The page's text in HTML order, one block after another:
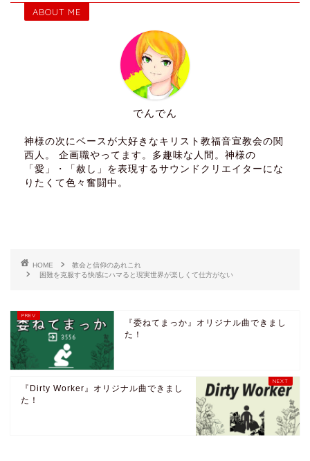
ABOUT ME
でんでん
神様の次にベースが大好きなキリスト教福音宣教会の関
西人。 企画職やってます。多趣味な人間。神様の
「愛」・「赦し」を表現するサウンドクリエイターにな
りたくて色々奮闘中。
HOME
教会と信仰のあれこれ
困難を克服する快感にハマると現実世界が楽しくて仕方がない
『委ねてまっか』オリジナル曲できまし
た！
『Dirty Worker』オリジナル曲できまし
た！